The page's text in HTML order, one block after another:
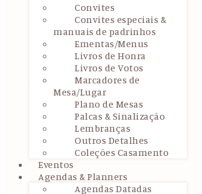
Convites
Convites especiais &
manuais de padrinhos
Ementas/Menus
Livros de Honra
Livros de Votos
Marcadores de
Mesa/Lugar
Plano de Mesas
Palcas & Sinalização
Lembranças
Outros Detalhes
Coleções Casamento
Eventos
Agendas & Planners
Agendas Datadas